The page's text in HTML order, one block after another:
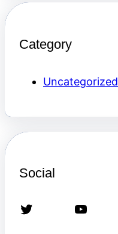
Category
Uncategorized
Social
Twitter Youtube